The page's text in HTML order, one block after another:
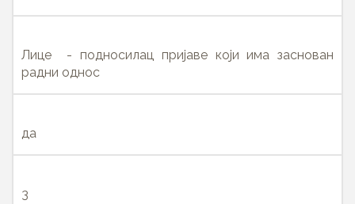
Лице - подносилац пријаве који има заснован
радни однос
да
3